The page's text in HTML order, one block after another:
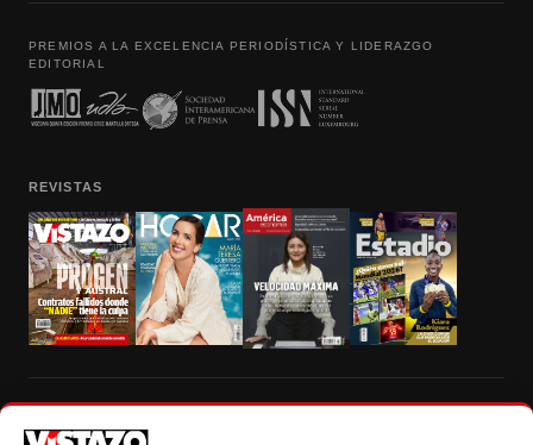
PREMIOS A LA EXCELENCIA PERIODÍSTICA Y LIDERAZGO
EDITORIAL
REVISTAS
autorización escrita de su titular, de todos los contenidos de Vistazo.com.